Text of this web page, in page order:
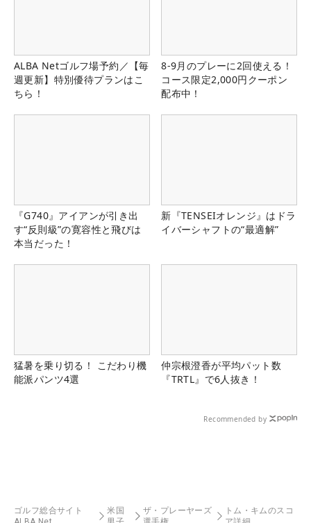
ALBA Netゴルフ場予約／【毎
週更新】特別優待プランはこ
ちら！
8-9月のプレーに2回使える！
コース限定2,000円クーポン
配布中！
『G740』アイアンが引き出
す“反則級”の寛容性と飛びは
本当だった！
新『TENSEIオレンジ』はドラ
イバーシャフトの“最適解”
猛暑を乗り切る！ こだわり機
能派パンツ4選
仲宗根澄香が平均パット数
『TRTL』で6人抜き！
Recommended by
ゴルフ総合サイト
米国
ザ・プレーヤーズ
トム・キムのスコ